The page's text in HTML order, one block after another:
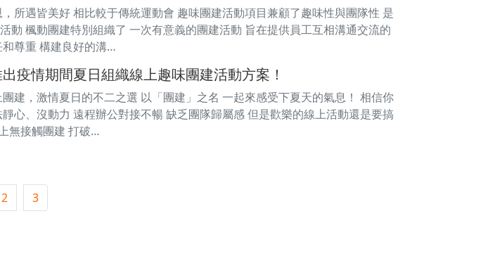
所遇皆美好 相比較于傳統運動會 趣味團建活動項目兼顧了趣味性與團隊性 是
動 楓動團建特別組織了 一次有意義的團建活動 旨在提供員工互相溝通交流的
尊重 構建良好的溝…
疫情期間夏日組織線上趣味團建活動方案！
建，激情夏日的不二之選 以「團建」之名 一起來感受下夏天的氣息！ 相信你
心、沒動力 遠程辦公對接不暢 缺乏團隊歸屬感 但是歡樂的線上活動還是要搞
無接觸團建 打破…
2 3